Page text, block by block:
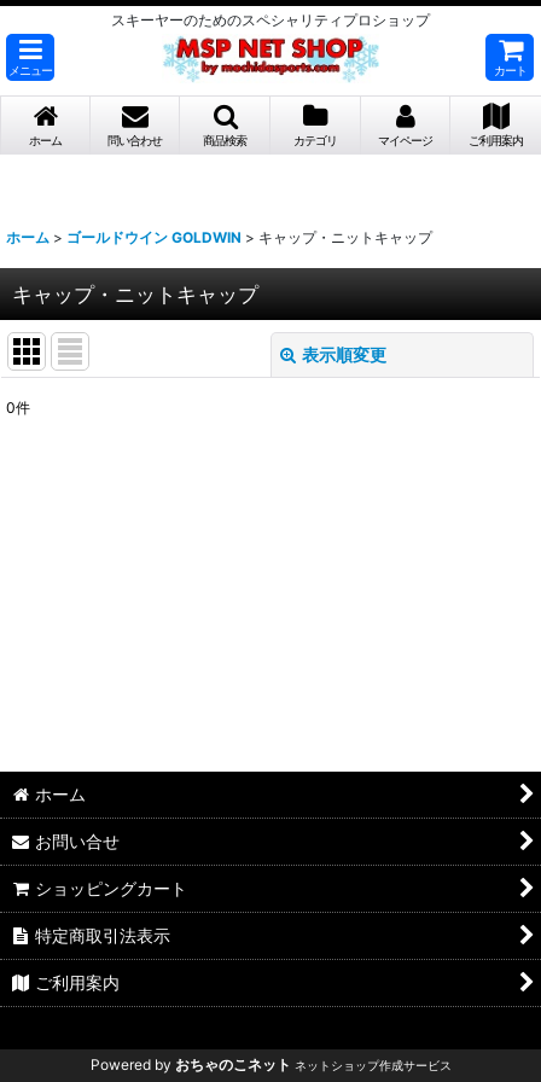
スキーヤーのためのスペシャリティプロショップ
メニュー カート
ホーム 問い合わせ 商品検索 カテゴリ マイページ ご利用案内
ホーム > ゴールドウイン GOLDWIN > キャップ・ニットキャップ
キャップ・ニットキャップ
表示順変更
0件
ホーム
お問い合せ
ショッピングカート
特定商取引法表示
ご利用案内
Powered by おちゃのこネット ネットショップ作成サービス